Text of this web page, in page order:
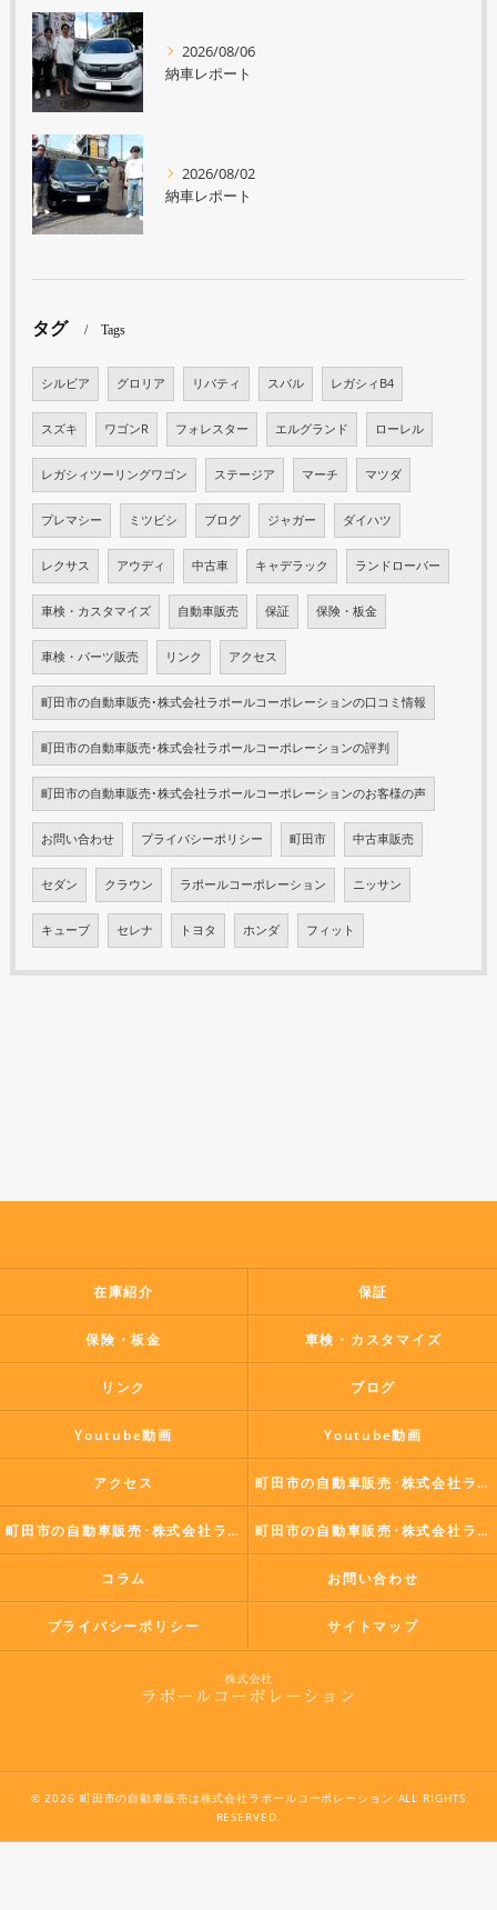
2026/08/06
納車レポート
2026/08/02
納車レポート
タグ Tags
シルビア グロリア リバティ スバル レガシィB4
スズキ ワゴンR フォレスター エルグランド ローレル
レガシィツーリングワゴン ステージア マーチ マツダ
プレマシー ミツビシ ブログ ジャガー ダイハツ
レクサス アウディ 中古車 キャデラック ランドローバー
車検・カスタマイズ 自動車販売 保証 保険・板金
車検・パーツ販売 リンク アクセス
町田市の自動車販売･株式会社ラポールコーポレーションの口コミ情報
町田市の自動車販売･株式会社ラポールコーポレーションの評判
町田市の自動車販売･株式会社ラポールコーポレーションのお客様の声
お問い合わせ プライバシーポリシー 町田市 中古車販売
セダン クラウン ラポールコーポレーション ニッサン
キューブ セレナ トヨタ ホンダ フィット
在庫紹介 保証
保険・板金 車検・カスタマイズ
リンク ブログ
Youtube動画 Youtube動画
アクセス 町田市の自動車販売･株式会社ラポールコーポレーションの口コミ情報
町田市の自動車販売･株式会社ラポールコーポレーションの評判 町田市の自動車販売･株式会社ラポールコーポレーションのお客様の声
コラム お問い合わせ
プライバシーポリシー サイトマップ
© 2026 町田市の自動車販売は株式会社ラポールコーポレーション ALL RIGHTS
RESERVED.